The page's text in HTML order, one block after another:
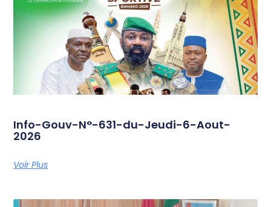
Info-Gouv-N°-631-du-Jeudi-6-Aout-
2026
Voir Plus